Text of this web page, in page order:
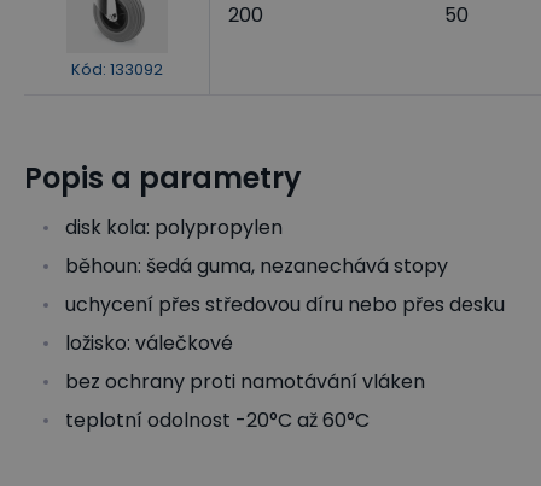
Kód: 133092
200 50
Popis a parametry
disk kola: polypropylen
běhoun: šedá guma, nezanechává stopy
uchycení přes středovou díru nebo přes desku
ložisko: válečkové
bez ochrany proti namotávání vláken
teplotní odolnost -20°C až 60°C